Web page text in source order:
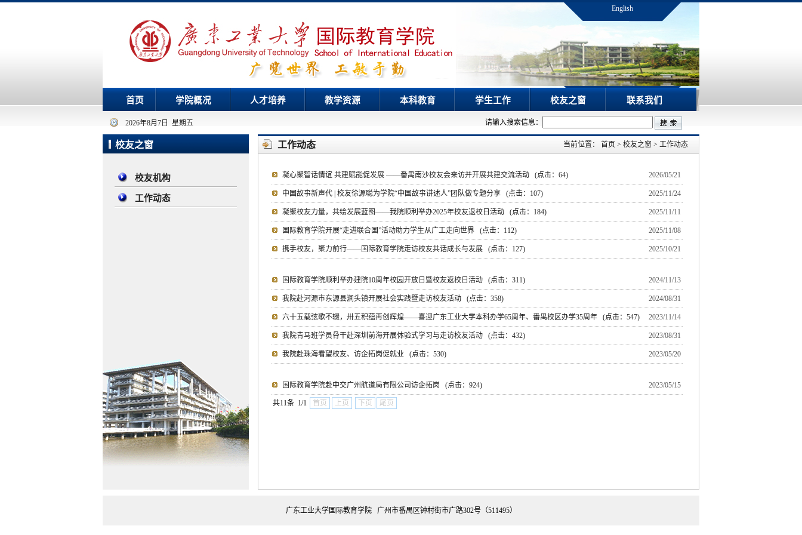
English
首页 学院概况 人才培养 教学资源 本科教育 学生工作 校友之窗 联系我们
2026年8月7日 星期五 请输入搜索信息：
校友之窗
校友机构
工作动态
工作动态 当前位置： 首页 > 校友之窗 > 工作动态
凝心聚智话情谊 共建赋能促发展 ——番禺南沙校友会来访并开展共建交流活动 (点击： 64) 2026/05/21
中国故事新声代 | 校友徐源聪为学院“中国故事讲述人”团队做专题分享 (点击： 107) 2025/11/24
凝聚校友力量，共绘发展蓝图——我院顺利举办2025年校友返校日活动 (点击： 184) 2025/11/11
国际教育学院开展“走进联合国”活动助力学生从广工走向世界 (点击： 112) 2025/11/08
携手校友，聚力前行——国际教育学院走访校友共话成长与发展 (点击： 127) 2025/10/21
国际教育学院顺利举办建院10周年校园开放日暨校友返校日活动 (点击： 311) 2024/11/13
我院赴河源市东源县涧头镇开展社会实践暨走访校友活动 (点击： 358) 2024/08/31
六十五载弦歌不辍，卅五积蕴再创辉煌——喜迎广东工业大学本科办学65周年、番禺校区办学35周年 (点击： 547) 2023/11/14
我院青马班学员骨干赴深圳前海开展体验式学习与走访校友活动 (点击： 432) 2023/08/31
我院赴珠海看望校友、访企拓岗促就业 (点击： 530) 2023/05/20
国际教育学院赴中交广州航道局有限公司访企拓岗 (点击： 924) 2023/05/15
共11条 1/1 首页 上页 下页 尾页
广东工业大学国际教育学院 广州市番禺区钟村街市广路302号（511495）